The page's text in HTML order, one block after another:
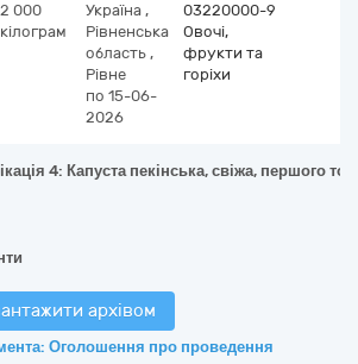
2 000
кілограм
Україна ,
Рівненська
область ,
Рівне
по 15-06-
2026
03220000-9
Овочі,
фрукти та
горіхи
4: Капуста пекінська, свіжа, першого
архівом
Оголошення про проведення